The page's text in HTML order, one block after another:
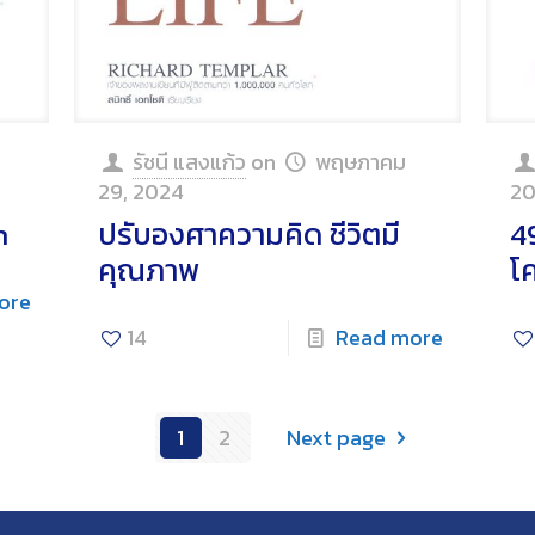
รัชนี แสงแก้ว on
พฤษภาคม
29, 2024
ปรับองศาความคิด ชีวิตมี
คุณภาพ
14 Read more
โ
1 2 Next page